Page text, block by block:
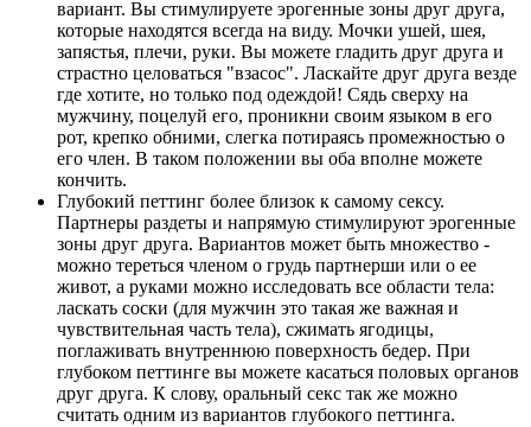
вариант. Вы стимулируете эрогенные зоны друг друга,
которые находятся всегда на виду. Мочки ушей, шея,
запястья, плечи, руки. Вы можете гладить друг друга и
страстно целоваться "взасос". Ласкайте друг друга везде
где хотите, но только под одеждой! Сядь сверху на
мужчину, поцелуй его, проникни своим языком в его
рот, крепко обними, слегка потираясь промежностью о
его член. В таком положении вы оба вполне можете
кончить.
Глубокий петтинг более близок к самому сексу.
Партнеры раздеты и напрямую стимулируют эрогенные
зоны друг друга. Вариантов может быть множество -
можно тереться членом о грудь партнерши или о ее
живот, а руками можно исследовать все области тела:
ласкать соски (для мужчин это такая же важная и
чувствительная часть тела), сжимать ягодицы,
поглаживать внутреннюю поверхность бедер. При
глубоком петтинге вы можете касаться половых органов
друг друга. К слову, оральный секс так же можно
считать одним из вариантов глубокого петтинга.